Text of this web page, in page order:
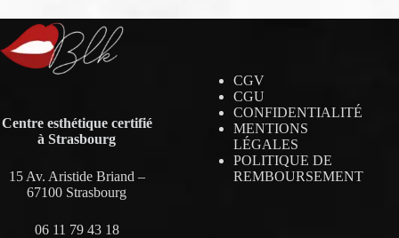
Centre esthétique certifié
à Strasbourg
15 Av. Aristide Briand –
67100 Strasbourg
06 11 79 43 18
CGV
CGU
CONFIDENTIALITÉ
MENTIONS
LÉGALES
POLITIQUE DE
REMBOURSEMENT